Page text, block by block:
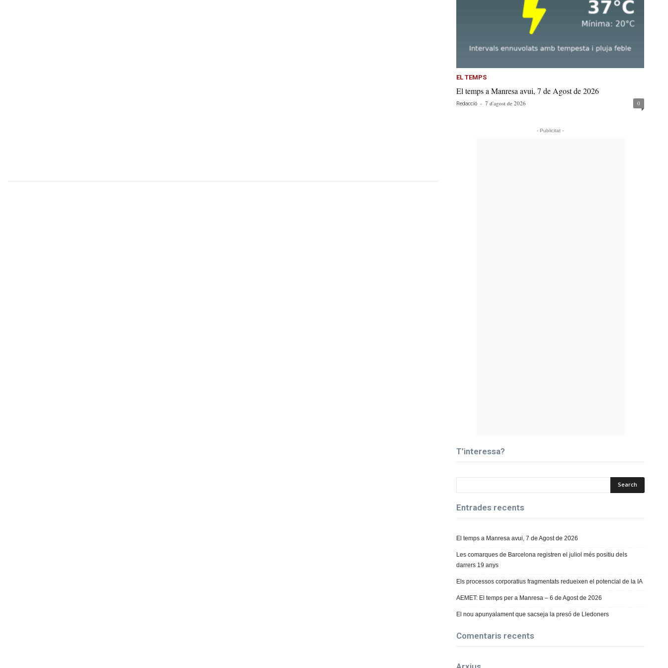
EL TEMPS
El temps a Manresa avui, 7 de Agost de 2026
Redacció - 7 d'agost de 2026 0
- Publicitat -
T’interessa?
Entrades recents
El temps a Manresa avui, 7 de Agost de 2026
Les comarques de Barcelona registren el juliol més positiu dels
darrers 19 anys
Els processos corporatius fragmentats redueixen el potencial de la IA
AEMET: El temps per a Manresa – 6 de Agost de 2026
El nou apunyalament que sacseja la presó de Lledoners
Comentaris recents